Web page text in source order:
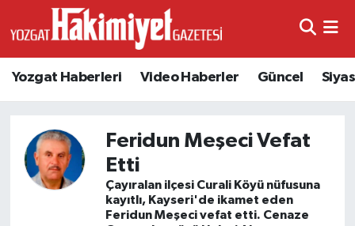
Yozgat Haberleri Video Haberler Güncel
Feridun Meşeci Vefat
Etti
Çayıralan ilçesi Curali Köyü nüfusuna
kayıtlı, Kayseri'de ikamet eden
Feridun Meşeci vefat etti. Cenaze